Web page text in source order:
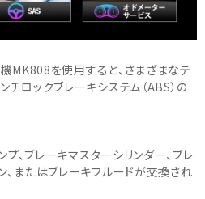
MK808を使用すると、さまざまなテ
チロックブレーキシステム（ABS）の
プ、ブレーキマスターシリンダー、ブレ
、またはブレーキフルードが交換され